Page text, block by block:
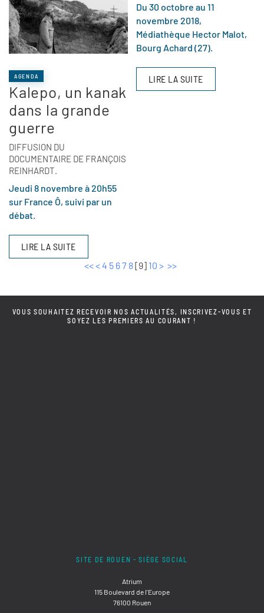
AGENDA
Kalepo, un kanak
dans la grande
guerre
DIFFUSION DU
DOCUMENTAIRE DE FRANÇOIS
REINHARDT.
Jeudi 8 novembre à 20h55
sur France Ô, suivi par un
débat.
LIRE LA SUITE
Du 30 octobre au 11
novembre 2018,
Médiathèque Hector Malot,
Bourg Achard (27).
LIRE LA SUITE
<<<4 5 67 8[9] 10 > >>
VOUS SOUHAITEZ RECEVOIR NOS ACTUALITÉS, INSCRIVEZ-VOUS ET
SOYEZ LES PREMIERS AU COURANT !
SITE DE ROUEN - SIÈGE SOCIAL
Atrium
115 Boulevard de l'Europe
76100 Rouen